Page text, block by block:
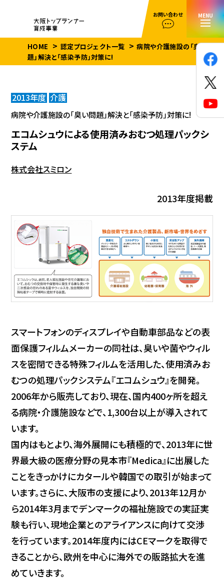
お問い合わせ MENU
HOME 認定プロジェクト一覧
病院や介護施設の「臭い問
題」解決と「感染予防」対策に!
2013年度 介護
病院や介護施設の「臭い問題」解決と「感染予防」対策に!
エコムシュウによる使用済みおむつ処理パックシ
ステム
株式会社スミロン
2013年度掲載
スマートフォンのディスプレイや自動車部品などの表
面保護フィルムメーカーの同社は、臭いや菌やウィル
スを密閉できる特殊フィルムを活用した、使用済みお
むつの処理パックシステム『エコムシュウ』を開発。
2006年から販売しており、現在、国内400ヶ所を超え
る病院・介護施設などで、1,300台以上が導入されて
います。
国内はもとより、海外展開にも積極的で、2013年に世
界最大級の医療分野の見本市『Medica』に出展した
ことをきっかけにカタールや韓国での取引が始まって
います。さらに、大阪市の支援により、2013年12月か
ら2014年3月までデンマークの福祉施設での実証実
験も行い、現地企業とのアライアンスに向けて交渉
を行っています。2014年度内にはCEマークを取得で
きることから、欧州を中心に海外での販路拡大を進
めていきます。